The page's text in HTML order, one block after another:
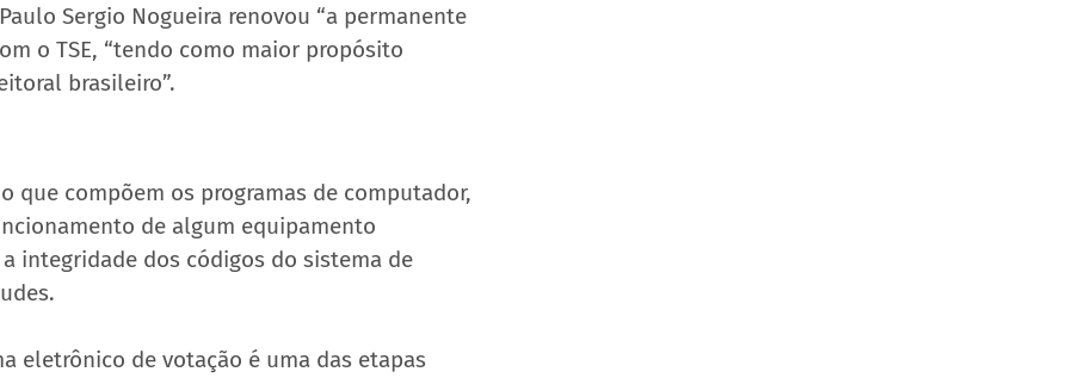
Sergio Nogueira renovou “a permanente
o TSE, “tendo como maior propósito
brasileiro”.
que compõem os programas de computador,
de algum equipamento
integridade dos códigos do sistema de
eletrônico de votação é uma das etapas